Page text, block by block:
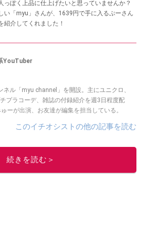
っぽく上品に仕上げたいと思っていませんか？
い「myu」さんが、1639円で手に入るぷーさん
紹介してくれました！
YouTuber
ル「myu channel」を開設。主にユニクロ、
プラコーデ、雑誌の付録紹介を週3日程度配
ーが出演、お友達が編集を担当している。
このイチオシストの他の記事を読む
続きを読む＞